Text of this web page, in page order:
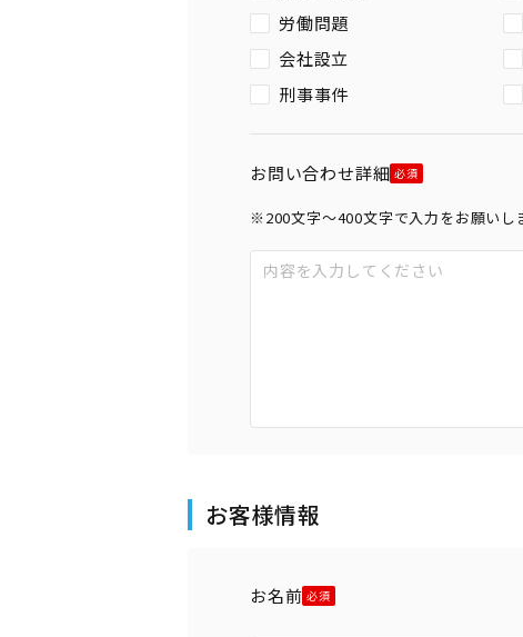
労働問題
会社設立
刑事事件
お問い合わせ詳細
※200文字〜400文字で入力をお願いし
お客様情報
お名前